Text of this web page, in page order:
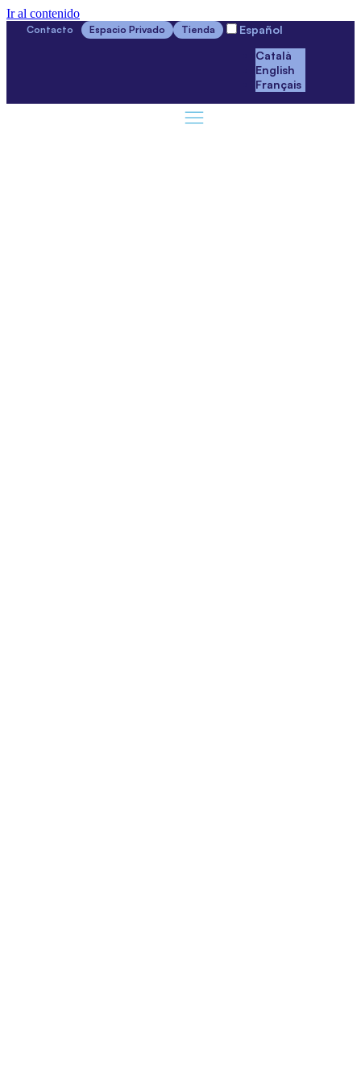
Ir al contenido
Contacto Espacio Privado Tienda
Español
Català
English
Français